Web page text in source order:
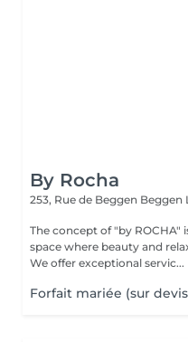
By Rocha
253, Rue de Beggen Beggen
The concept of "by ROCHA"
space where beauty and
We offer exceptional servic...
Forfait mariée (sur